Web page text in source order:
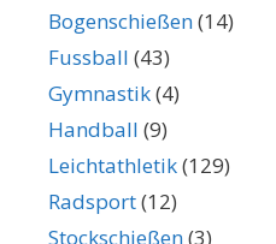
Bogenschießen(14)
Fussball (43)
Gymnastik(4)
Handball (9)
Leichtathletik(129)
Radsport(12)
Stockschießen(3)